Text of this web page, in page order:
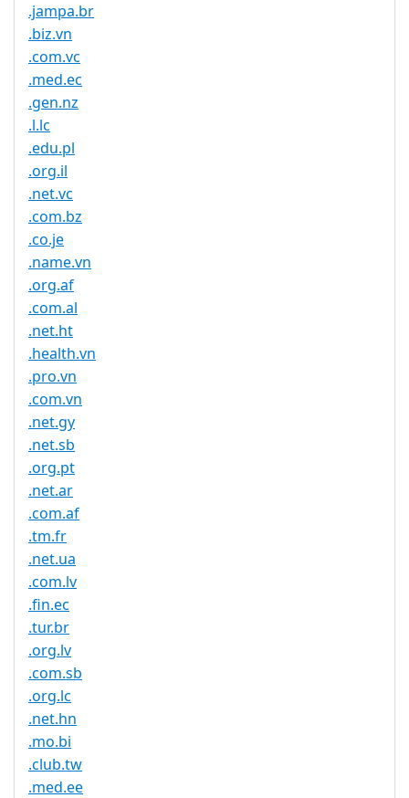
.jampa.br
.biz.vn
.com.vc
.med.ec
.gen.nz
.l.lc
.edu.pl
.org.il
.net.vc
.com.bz
.co.je
.name.vn
.org.af
.com.al
.net.ht
.health.vn
.pro.vn
.com.vn
.net.gy
.net.sb
.org.pt
.net.ar
.com.af
.tm.fr
.net.ua
.com.lv
.fin.ec
.tur.br
.org.lv
.com.sb
.org.lc
.net.hn
.mo.bi
.club.tw
.med.ee